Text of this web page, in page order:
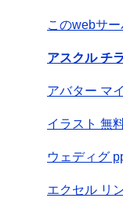
このwebサー
アスクル チ
アバター マ
イラスト 無
ウェディグ
エクセル リ